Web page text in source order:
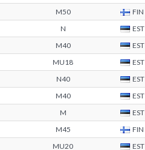
M50 FIN
N EST
M40 EST
MU18 EST
N40 EST
M40 EST
M EST
M45 FIN
MU20 EST